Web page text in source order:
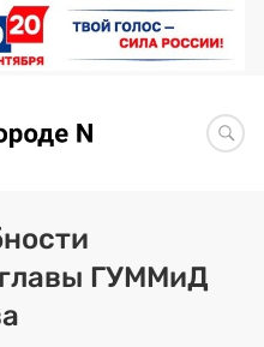
ГУММиД